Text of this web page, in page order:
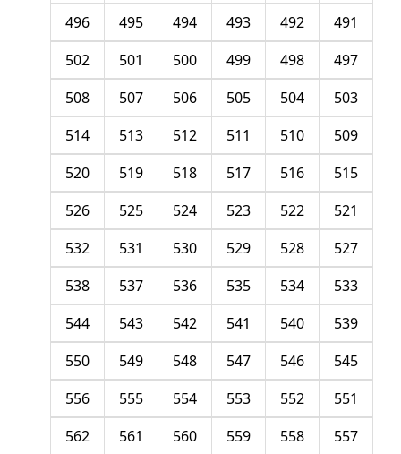
491
492
493
494
495
496
497
498
499
500
501
502
503
504
505
506
507
508
509
510
511
512
513
514
515
516
517
518
519
520
521
522
523
524
525
526
527
528
529
530
531
532
533
534
535
536
537
538
539
540
541
542
543
544
545
546
547
548
549
550
551
552
553
554
555
556
557
558
559
560
561
562